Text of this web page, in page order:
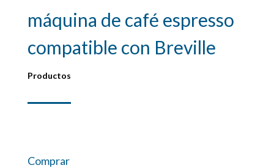
máquina de café espresso
compatible con Breville
Productos
Comprar